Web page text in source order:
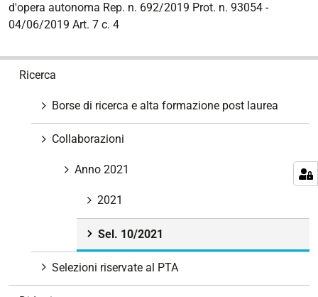
d'opera autonoma Rep. n. 692/2019 Prot. n. 93054 -
04/06/2019 Art. 7 c. 4
Ricerca
Borse di ricerca e alta formazione post laurea
Collaborazioni
Anno 2021
2021
Sel. 10/2021
Selezioni riservate al PTA